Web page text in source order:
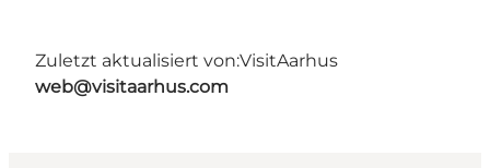
Zuletzt aktualisiert von:VisitAarhus
web@visitaarhus.com